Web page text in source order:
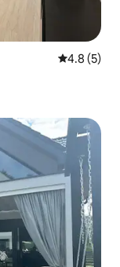
4.8 (5)